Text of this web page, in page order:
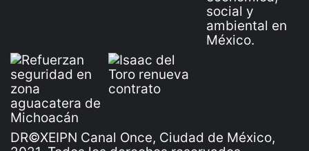
DR©XEIPN Canal Once, Ciudad de México,